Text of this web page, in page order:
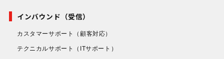
インバウンド（受信）
カスタマーサポート （顧客対応）
テクニカルサポート （ITサポート）